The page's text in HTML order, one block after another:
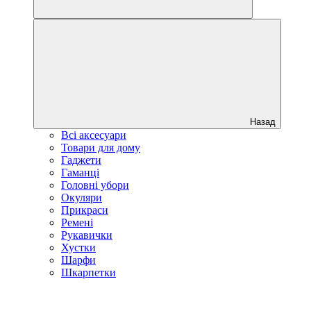
Назад
Всі аксесуари
Товари для дому
Гаджети
Гаманці
Головні убори
Окуляри
Прикраси
Ремені
Рукавички
Хустки
Шарфи
Шкарпетки